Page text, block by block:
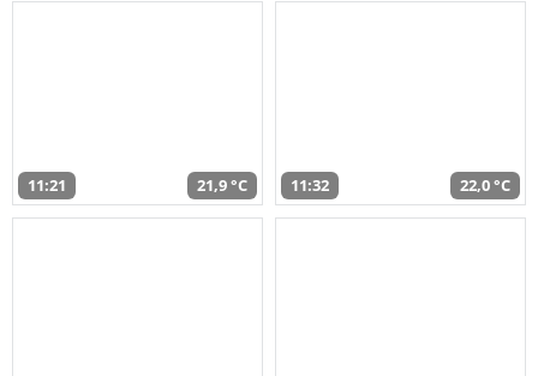
11:21 21,9 °C 11:32 22,0 °C